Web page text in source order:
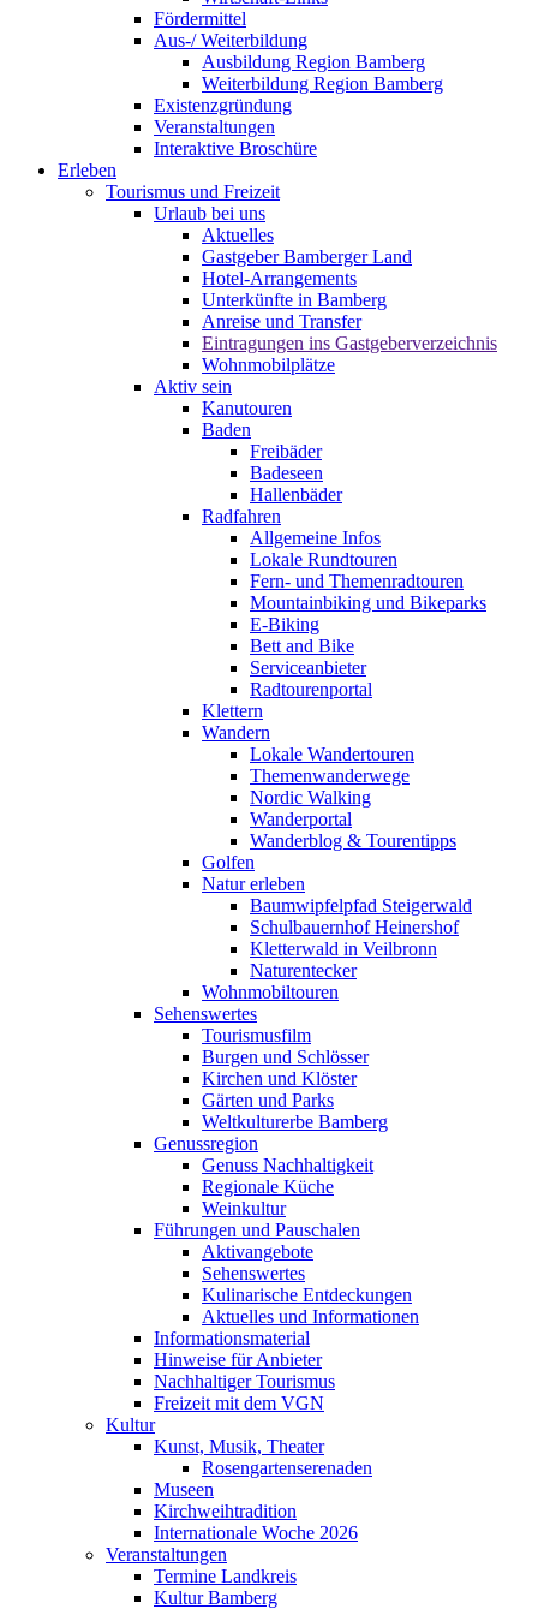
Fördermittel
Aus-/ Weiterbildung
Ausbildung Region Bamberg
Weiterbildung Region Bamberg
Existenzgründung
Veranstaltungen
Interaktive Broschüre
Erleben
Tourismus und Freizeit
Urlaub bei uns
Aktuelles
Gastgeber Bamberger Land
Hotel-Arrangements
Unterkünfte in Bamberg
Anreise und Transfer
Eintragungen ins Gastgeberverzeichnis
Wohnmobilplätze
Aktiv sein
Kanutouren
Baden
Freibäder
Badeseen
Hallenbäder
Radfahren
Allgemeine Infos
Lokale Rundtouren
Fern- und Themenradtouren
Mountainbiking und Bikeparks
E-Biking
Bett and Bike
Serviceanbieter
Radtourenportal
Klettern
Wandern
Lokale Wandertouren
Themenwanderwege
Nordic Walking
Wanderportal
Wanderblog & Tourentipps
Golfen
Natur erleben
Baumwipfelpfad Steigerwald
Schulbauernhof Heinershof
Kletterwald in Veilbronn
Naturentecker
Wohnmobiltouren
Sehenswertes
Tourismusfilm
Burgen und Schlösser
Kirchen und Klöster
Gärten und Parks
Weltkulturerbe Bamberg
Genussregion
Genuss Nachhaltigkeit
Regionale Küche
Weinkultur
Führungen und Pauschalen
Aktivangebote
Sehenswertes
Kulinarische Entdeckungen
Aktuelles und Informationen
Informationsmaterial
Hinweise für Anbieter
Nachhaltiger Tourismus
Freizeit mit dem VGN
Kultur
Kunst, Musik, Theater
Rosengartenserenaden
Museen
Kirchweihtradition
Internationale Woche 2026
Veranstaltungen
Termine Landkreis
Kultur Bamberg